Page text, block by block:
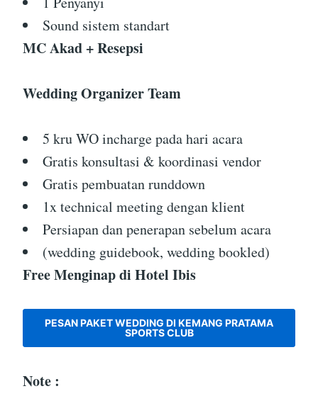
Sound sistem standart
MC Akad + Resepsi
Wedding Organizer Team
5 kru WO incharge pada hari acara
Gratis konsultasi & koordinasi vendor
Gratis pembuatan runddown
1x technical meeting dengan klient
Persiapan dan penerapan sebelum acara
(wedding guidebook, wedding bookled)
Free Menginap di Hotel Ibis
PESAN PAKET WEDDING DI KEMANG PRATAMA
SPORTS CLUB
Note :